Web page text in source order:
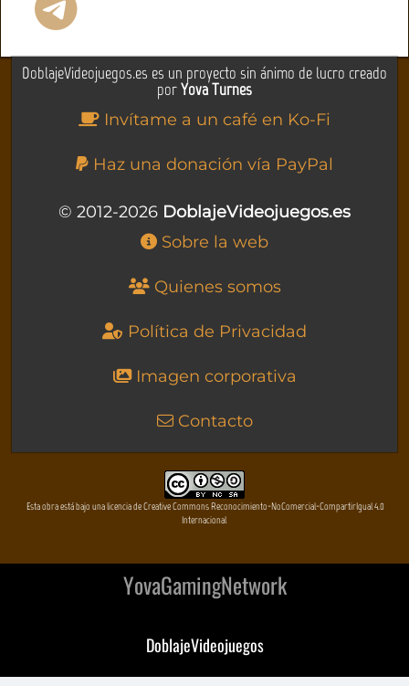
DoblajeVideojuegos.es es un proyecto sin ánimo de lucro creado
porYova Turnes
Invítame a un café en Ko-Fi
Haz una donación vía PayPal
© 2012-2026 DoblajeVideojuegos.es
Sobre la web
Quienes somos
Política de Privacidad
Imagen corporativa
Contacto
Esta obra está bajo una licencia de Creative Commons Reconocimiento-NoComercial-CompartirIgual 4.0
Internacional
YovaGamingNetwork
DoblajeVideojuegos